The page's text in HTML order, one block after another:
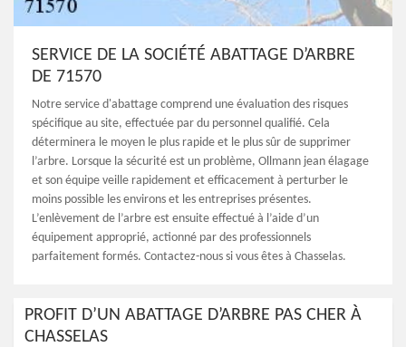
SERVICE DE LA SOCIÉTÉ ABATTAGE D’ARBRE
DE 71570
Notre service d'abattage comprend une évaluation des risques
spécifique au site, effectuée par du personnel qualifié. Cela
déterminera le moyen le plus rapide et le plus sûr de supprimer
l’arbre. Lorsque la sécurité est un problème, Ollmann jean élagage
et son équipe veille rapidement et efficacement à perturber le
moins possible les environs et les entreprises présentes.
L’enlèvement de l’arbre est ensuite effectué à l’aide d’un
équipement approprié, actionné par des professionnels
parfaitement formés. Contactez-nous si vous êtes à Chasselas.
PROFIT D’UN ABATTAGE D’ARBRE PAS CHER À
CHASSELAS